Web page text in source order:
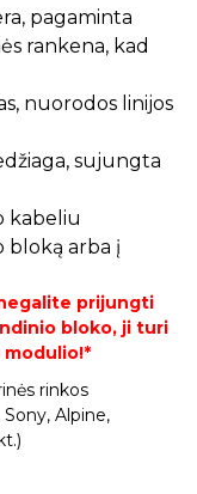
pagaminta
rankena, kad
nuorodos linijos
sujungta
kabeliu
bloką arba į
prijungti
bloko, ji turi
rinkos
Alpine,